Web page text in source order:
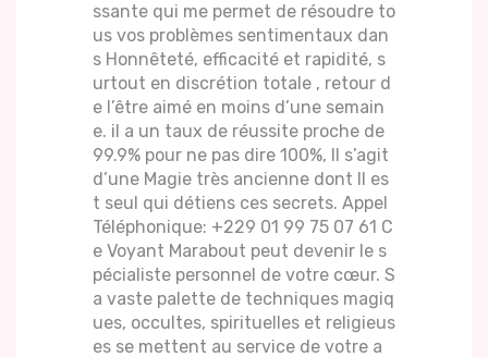
ssante qui me permet de résoudre to
us vos problèmes sentimentaux dan
s Honnêteté, efficacité et rapidité, s
urtout en discrétion totale , retour d
e l’être aimé en moins d’une semain
e. il a un taux de réussite proche de
99.9% pour ne pas dire 100%, Il s’agit
d’une Magie très ancienne dont Il es
t seul qui détiens ces secrets. Appel
Téléphonique: +229 01 99 75 07 61 C
e Voyant Marabout peut devenir le s
pécialiste personnel de votre cœur. S
a vaste palette de techniques magiq
ues, occultes, spirituelles et religieus
es se mettent au service de votre a